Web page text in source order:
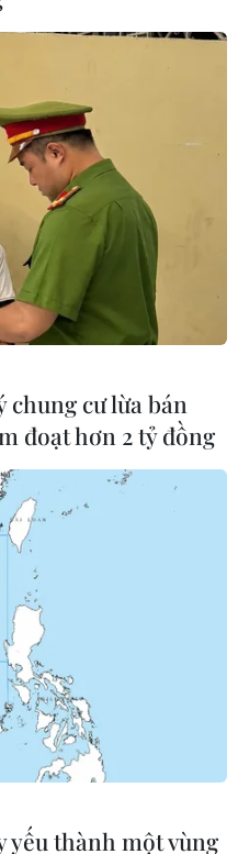
chung cư lừa bán
đoạt hơn 2 tỷ đồng
yếu thành một vùng